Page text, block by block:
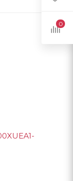
0